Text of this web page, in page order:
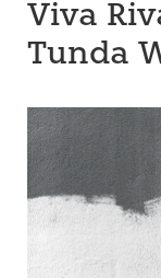
Viva
Tunda